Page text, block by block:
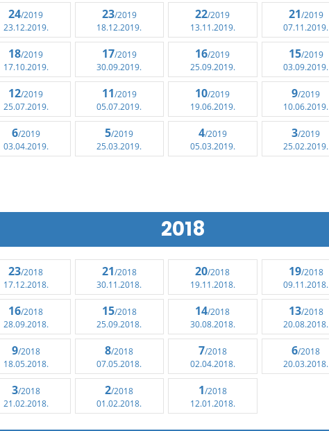
24/2019
23.12.2019.
23/2019
18.12.2019.
22/2019
13.11.2019.
21/2019
07.11.2019.
18/2019
17.10.2019.
17/2019
30.09.2019.
16/2019
25.09.2019.
15/2019
03.09.2019.
12/2019
25.07.2019.
11/2019
05.07.2019.
10/2019
19.06.2019.
9/2019
10.06.2019.
6/2019
03.04.2019.
5/2019
25.03.2019.
4/2019
05.03.2019.
3/2019
25.02.2019.
2018
23/2018
17.12.2018.
21/2018
30.11.2018.
20/2018
19.11.2018.
19/2018
09.11.2018.
16/2018
28.09.2018.
15/2018
25.09.2018.
14/2018
30.08.2018.
13/2018
20.08.2018.
9/2018
18.05.2018.
8/2018
07.05.2018.
7/2018
02.04.2018.
6/2018
20.03.2018.
3/2018
21.02.2018.
2/2018
01.02.2018.
1/2018
12.01.2018.